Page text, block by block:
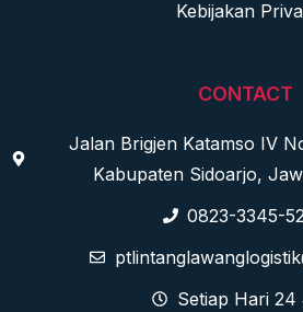
Kebijakan
CONTACT
Jalan Brigjen Katamso IV
Kabupaten Sidoarjo,
0823-3345-
Setiap Hari 24